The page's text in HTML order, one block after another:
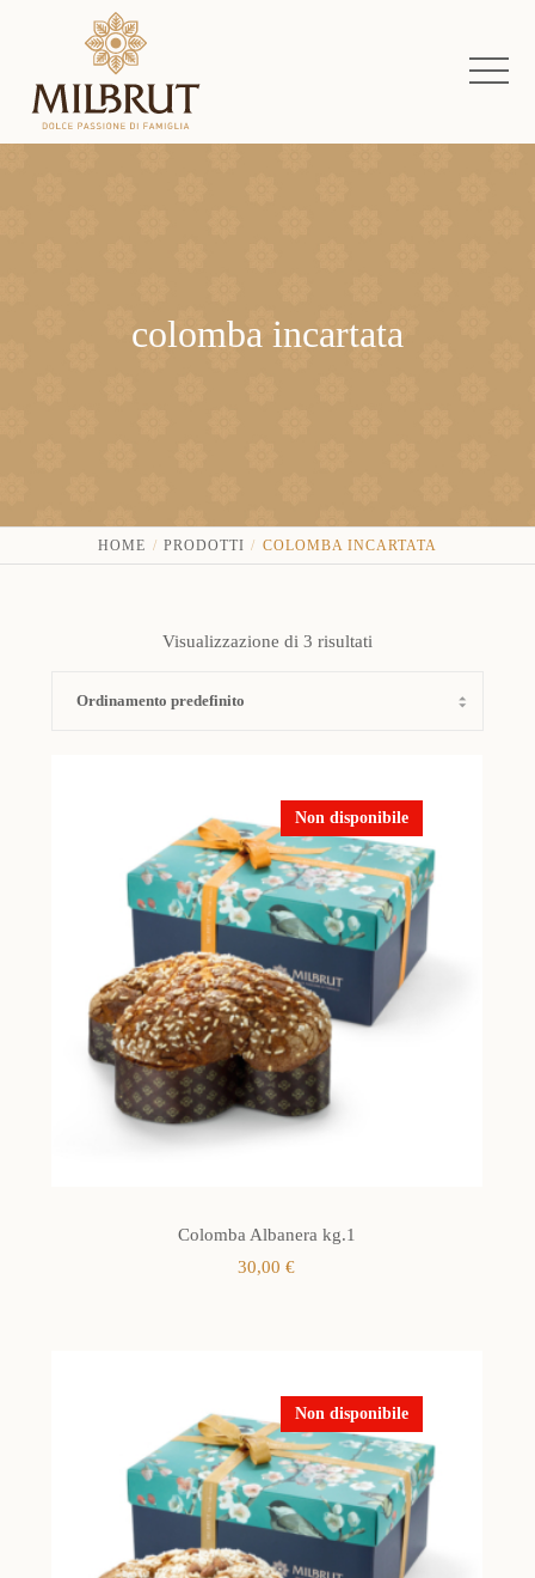
colomba incartata
HOME PRODOTTI COLOMBA INCARTATA
Visualizzazione di 3 risultati
Colomba Albanera kg.1
30,00€
Non disponibile
Non disponibile